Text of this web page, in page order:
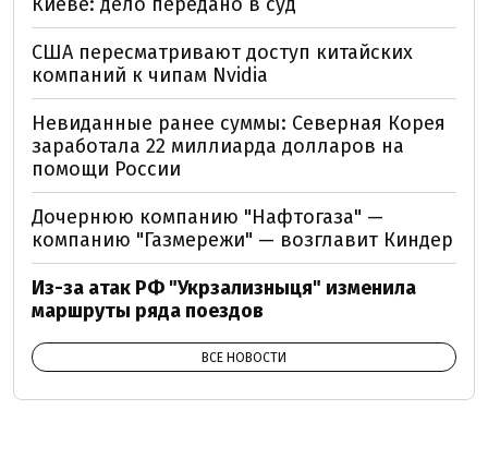
США пересматривают доступ китайских
компаний к чипам Nvidia
Невиданные ранее суммы: Северная Корея
заработала 22 миллиарда долларов на
помощи России
Дочернюю компанию "Нафтогаза" —
компанию "Газмережи" — возглавит Киндер
Из-за атак РФ "Укрзализныця" изменила
маршруты ряда поездов
ВСЕ НОВОСТИ